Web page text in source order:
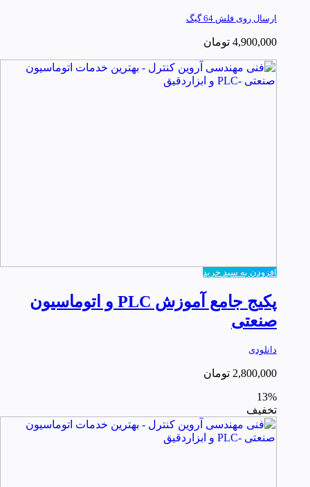
ارسال روی فلش 64 گیگ
4,900,000 تومان
افزودن به سبد خرید
پکیج جامع آموزش PLC و اتوماسیون
صنعتی
دانلودی
2,800,000 تومان
13%
تخفیف